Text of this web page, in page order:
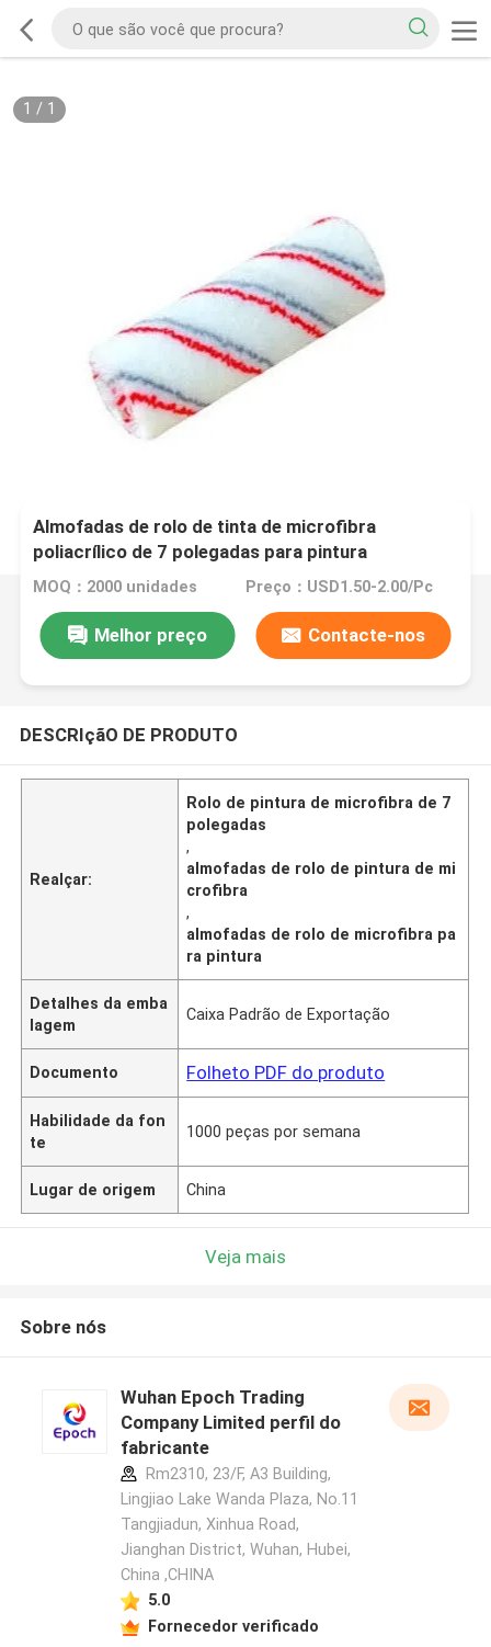
1 / 1
Almofadas de rolo de tinta de microfibra
poliacrílico de 7 polegadas para pintura
MOQ：2000 unidades Preço：USD1.50-2.00/Pc
Melhor preço Contacte-nos
DESCRIçãO DE PRODUTO
Realçar:
Rolo de pintura de microfibra de 7
polegadas
,
almofadas de rolo de pintura de mi
crofibra
,
almofadas de rolo de microfibra pa
ra pintura
Detalhes da emba
lagem
Caixa Padrão de Exportação
Documento Folheto PDF do produto
Habilidade da fon
te
1000 peças por semana
Lugar de origem China
Veja mais
Sobre nós
Wuhan Epoch Trading
Company Limited perfil do
fabricante
Rm2310, 23/F, A3 Building,
Lingjiao Lake Wanda Plaza, No.11
Tangjiadun, Xinhua Road,
Jianghan District, Wuhan, Hubei,
China ,CHINA
5.0
Fornecedor verificado